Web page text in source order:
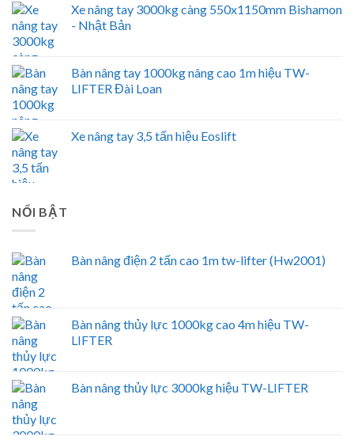
Xe nâng tay 3000kg càng 550x1150mm Bishamon
- Nhật Bản
Bàn nâng tay 1000kg nâng cao 1m hiệu TW-
LIFTER Đài Loan
Xe nâng tay 3,5 tấn hiệu Eoslift
NỔI BẬT
Bàn nâng điện 2 tấn cao 1m tw-lifter (Hw2001)
Bàn nâng thủy lực 1000kg cao 4m hiệu TW-
LIFTER
Bàn nâng thủy lực 3000kg hiệu TW-LIFTER